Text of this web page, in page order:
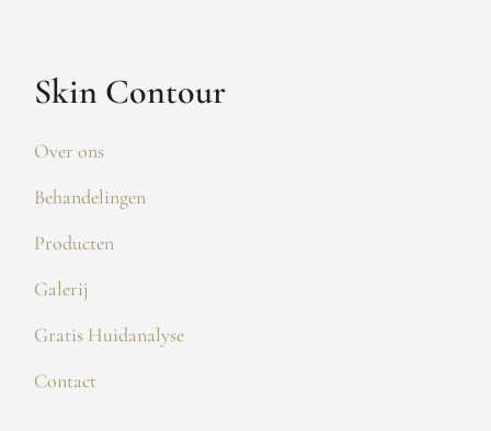
Skin Contour
Over ons
Behandelingen
Producten
Galerij
Gratis Huidanalyse
Contact